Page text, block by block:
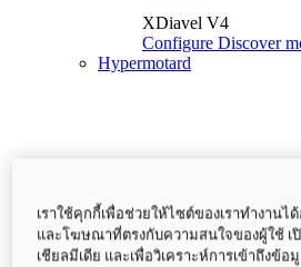
XDiavel V4
Configure Discover
Hypermotard
เราใช้คุกกี้เพื่อช่วยให้ไซต์ของเราทำงานไ
และโฆษณาที่ตรงกับความสนใจของผู้ใช้
เชียลมีเดีย และเพื่อวิเคราะห์การเข้าถึงข้อ